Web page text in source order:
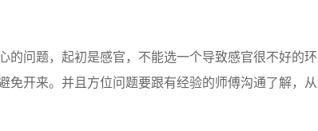
问题，起初是感官，不能选一个导致感官很不好的环
开来。并且方位问题要跟有经验的师傅沟通了解，从